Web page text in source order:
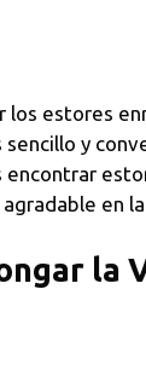
los estores
y
encontrar
en
la